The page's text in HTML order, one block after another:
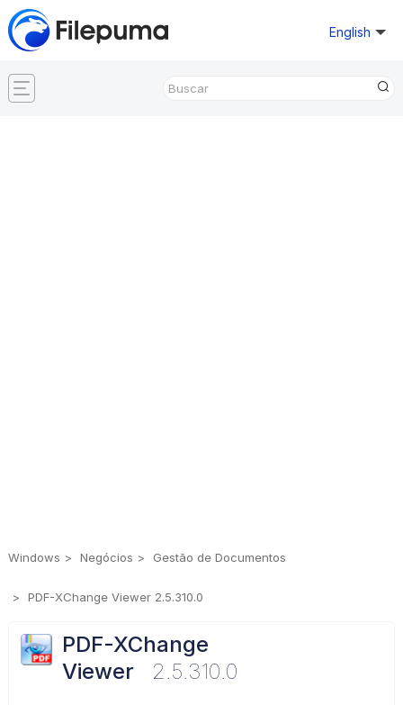
English
Windows Negócios Gestão de Documentos
PDF-XChange Viewer 2.5.310.0
PDF-XChange
Viewer
2.5.310.0